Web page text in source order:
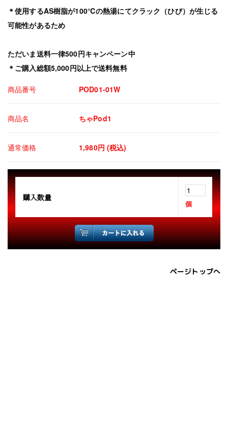
＊使用するAS樹脂が100℃の熱湯にてクラック（ひび）が生じる
可能性があるため
ただいま送料一律500円キャンペーン中
＊ご購入総額5,000円以上で送料無料
商品番号 POD01-01W
商品名 ちゃPod1
通常価格 1,980円 (税込)
購入数量
個
ページトップへ